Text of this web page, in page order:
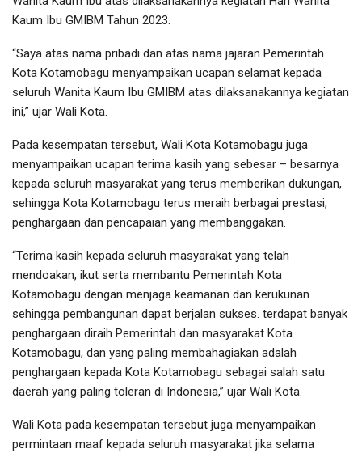
Kaum Ibu GMIBM Tahun 2023.
“Saya atas nama pribadi dan atas nama jajaran Pemerintah
Kota Kotamobagu menyampaikan ucapan selamat kepada
seluruh Wanita Kaum Ibu GMIBM atas dilaksanakannya kegiatan
ini,” ujar Wali Kota.
Pada kesempatan tersebut, Wali Kota Kotamobagu juga
menyampaikan ucapan terima kasih yang sebesar – besarnya
kepada seluruh masyarakat yang terus memberikan dukungan,
sehingga Kota Kotamobagu terus meraih berbagai prestasi,
penghargaan dan pencapaian yang membanggakan.
“Terima kasih kepada seluruh masyarakat yang telah
mendoakan, ikut serta membantu Pemerintah Kota
Kotamobagu dengan menjaga keamanan dan kerukunan
sehingga pembangunan dapat berjalan sukses. terdapat banyak
penghargaan diraih Pemerintah dan masyarakat Kota
Kotamobagu, dan yang paling membahagiakan adalah
penghargaan kepada Kota Kotamobagu sebagai salah satu
daerah yang paling toleran di Indonesia,” ujar Wali Kota.
Wali Kota pada kesempatan tersebut juga menyampaikan
permintaan maaf kepada seluruh masyarakat jika selama